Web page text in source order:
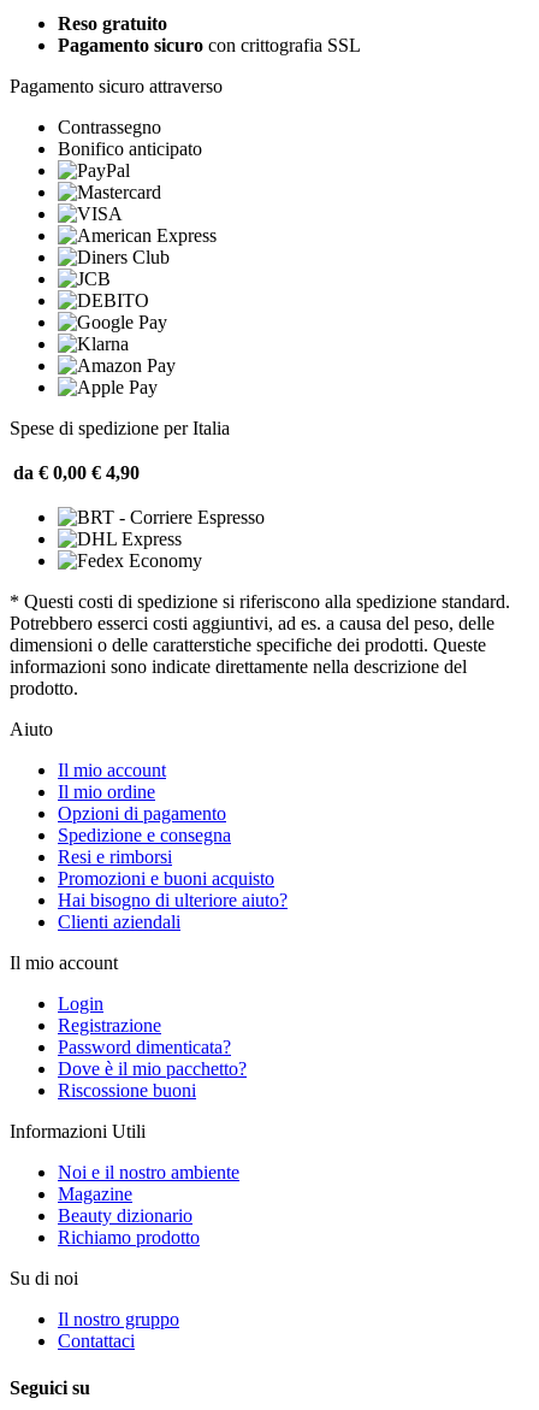
Reso gratuito
Pagamento sicuro con crittografia SSL
Pagamento sicuro attraverso
Contrassegno
Bonifico anticipato
Spese di spedizione per Italia
da € 0,00 € 4,90
* Questi costi di spedizione si riferiscono alla spedizione standard.
Potrebbero esserci costi aggiuntivi, ad es. a causa del peso, delle
dimensioni o delle caratterstiche specifiche dei prodotti. Queste
informazioni sono indicate direttamente nella descrizione del
prodotto.
Aiuto
Il mio account
Il mio ordine
Opzioni di pagamento
Spedizione e consegna
Resi e rimborsi
Promozioni e buoni acquisto
Hai bisogno di ulteriore aiuto?
Clienti aziendali
Il mio account
Login
Registrazione
Password dimenticata?
Dove è il mio pacchetto?
Riscossione buoni
Informazioni Utili
Noi e il nostro ambiente
Magazine
Beauty dizionario
Richiamo prodotto
Su di noi
Il nostro gruppo
Contattaci
Seguici su